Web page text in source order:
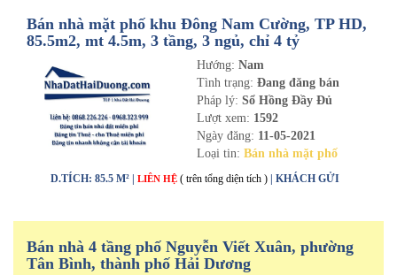
Bán nhà mặt phố khu Đông Nam Cường, TP HD,
85.5m2, mt 4.5m, 3 tầng, 3 ngủ, chỉ 4 tỷ
Hướng: Nam
Tình trạng: Đang đăng bán
Pháp lý: Sổ Hồng Đầy Đủ
Lượt xem: 1592
Ngày đăng: 11-05-2021
Loại tin: Bán nhà mặt phố
D.TÍCH: 85.5 M² | LIÊN HỆ ( trên tổng diện tích ) | KHÁCH GỬI
Bán nhà 4 tầng phố Nguyễn Viết Xuân, phường
Tân Bình, thành phố Hải Dương